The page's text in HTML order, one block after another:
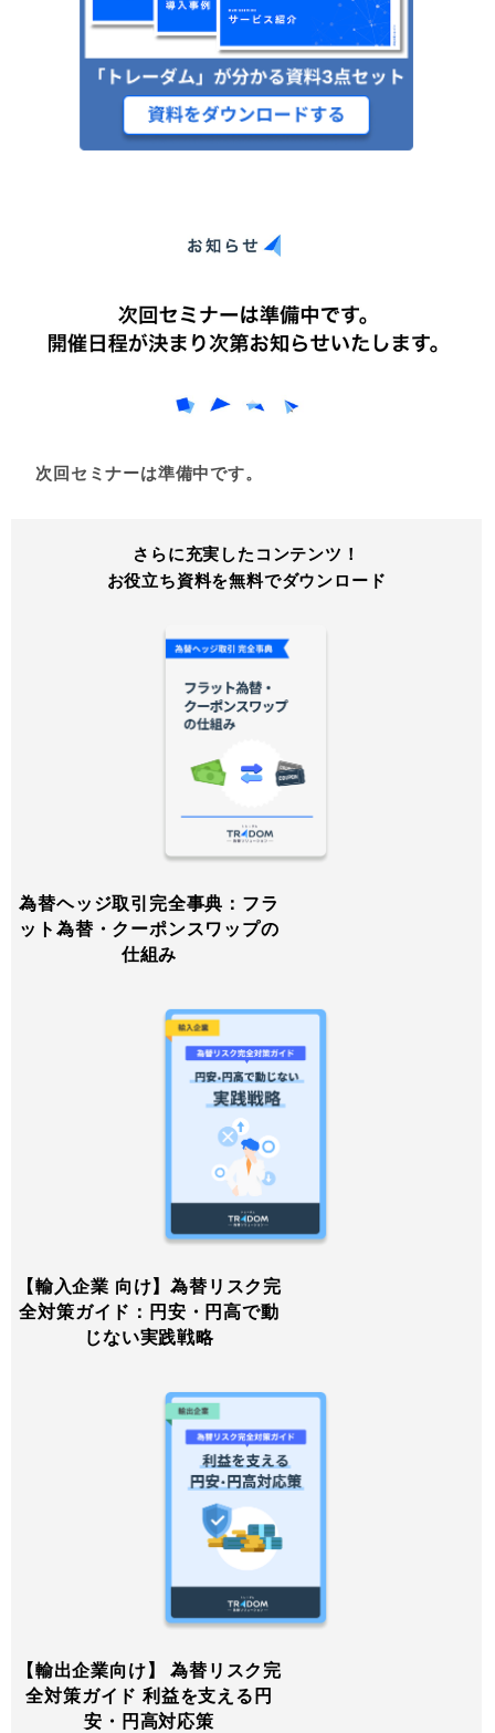
次回セミナーは準備中です。
さらに充実したコンテンツ！
お役立ち資料を無料でダウンロード
為替ヘッジ取引完全事典：フラ
ット為替・クーポンスワップの
仕組み
【輸入企業 向け】為替リスク完
全対策ガイド：円安・円高で動
じない実践戦略
【輸出企業向け】 為替リスク完
全対策ガイド 利益を支える円
安・円高対応策